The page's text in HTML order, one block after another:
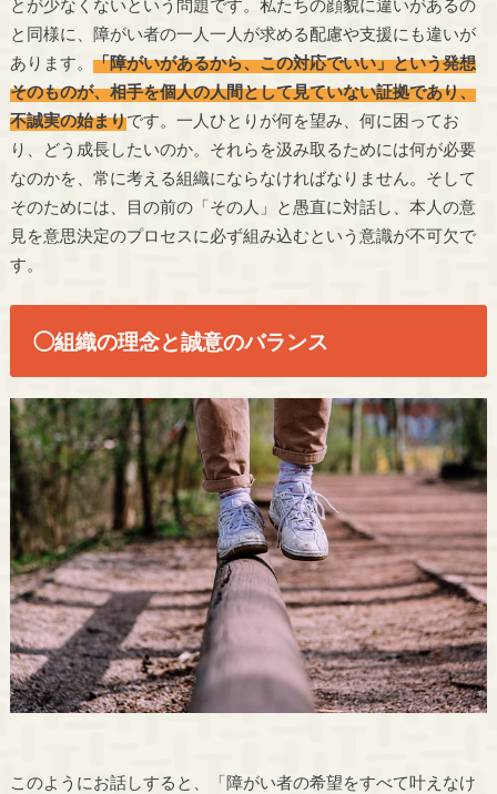
とが少なくないという問題です。私たちの顔貌に違いがあるの
と同様に、障がい者の一人一人が求める配慮や支援にも違いが
あります。 「障がいがあるから、この対応でいい」という発想
そのものが、相手を個人の人間として見ていない証拠であり、
不誠実の始まりです。一人ひとりが何を望み、何に困ってお
り、どう成長したいのか。それらを汲み取るためには何が必要
なのかを、常に考える組織にならなければなりません。そして
そのためには、目の前の「その人」と愚直に対話し、本人の意
見を意思決定のプロセスに必ず組み込むという意識が不可欠で
す。
◯組織の理念と誠意のバランス
このようにお話しすると、「障がい者の希望をすべて叶えなけ